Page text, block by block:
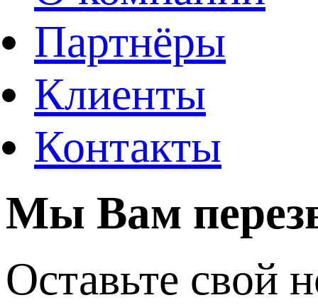
Партнёры
Клиенты
Контакты
Мы Вам
Оставьте свой